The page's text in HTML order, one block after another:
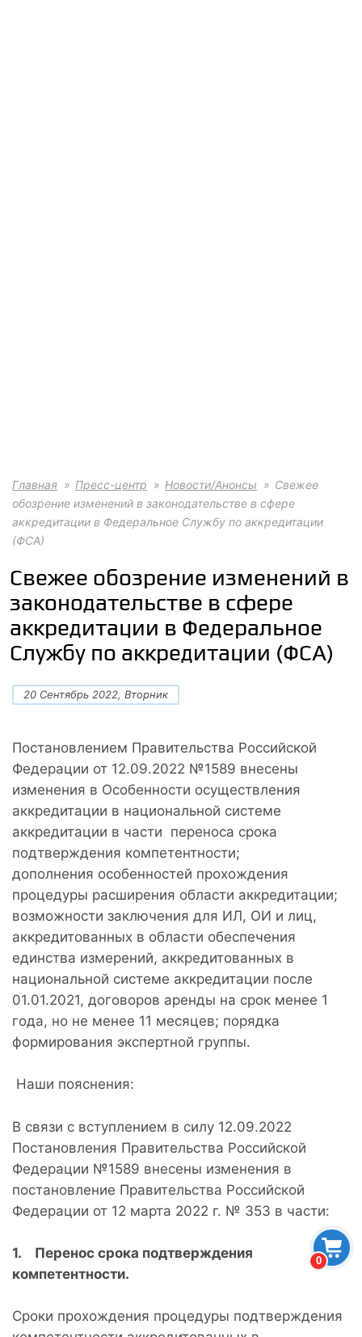
0
Главная Пресс-центр Новости/Анонсы
Свежее
обозрение изменений в законодательстве в сфере
аккредитации в Федеральное Службу по аккредитации
(ФСА)
Свежее обозрение изменений в
законодательстве в сфере
аккредитации в Федеральное
Службу по аккредитации (ФСА)
20 Сентябрь 2022, Вторник
Постановлением Правительства Российской
Федерации от 12.09.2022 №1589 внесены
изменения в Особенности осуществления
аккредитации в национальной системе
аккредитации в части переноса срока
подтверждения компетентности;
дополнения особенностей прохождения
процедуры расширения области аккредитации;
возможности заключения для ИЛ, ОИ и лиц,
аккредитованных в области обеспечения
единства измерений, аккредитованных в
национальной системе аккредитации после
01.01.2021, договоров аренды на срок менее 1
года, но не менее 11 месяцев; порядка
формирования экспертной группы.
Наши пояснения:
В связи с вступлением в силу 12.09.2022
Постановления Правительства Российской
Федерации №1589 внесены изменения в
постановление Правительства Российской
Федерации от 12 марта 2022 г. № 353 в части:
1. Перенос срока подтверждения
компетентности.
Сроки прохождения процедуры подтверждения